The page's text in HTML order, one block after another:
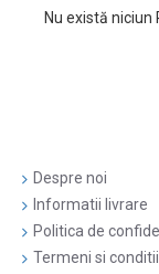
Nu există niciun
Despre noi
Informatii livrare
Politica de
Termeni si conditii